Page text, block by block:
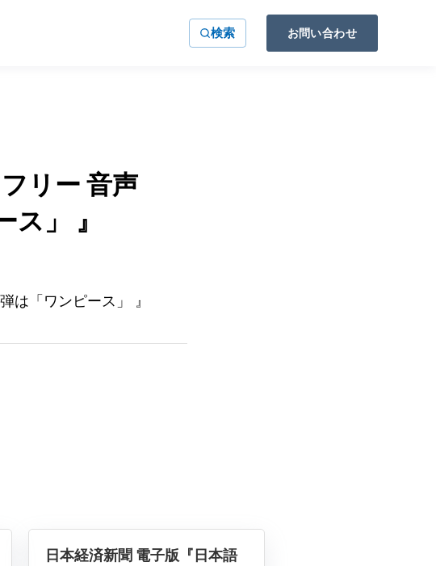
検索 お問い合わせ
リー 音声
」 』
は「ワンピース」 』
日本経済新聞 電子版『日本語